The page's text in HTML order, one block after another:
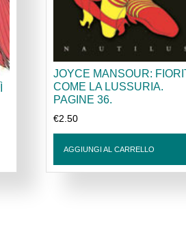
JOYCE MANSOUR:
COME LA LUSSURIA.
PAGINE 36.
€2.50
AGGIUNGI AL CARRELLO